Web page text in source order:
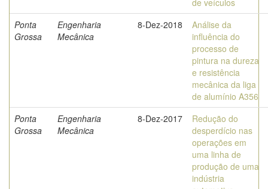
de veículos
Ponta
Grossa
Engenharia
Mecânica
8-Dez-2018
Análise da
influência do
processo de
pintura na dureza
e resistência
mecânica da liga
de alumínio A356
Ponta
Grossa
Engenharia
Mecânica
8-Dez-2017
Redução do
desperdício nas
operações em
uma linha de
produção de uma
indústria